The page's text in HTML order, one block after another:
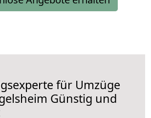
für Umzüge
Günstig und